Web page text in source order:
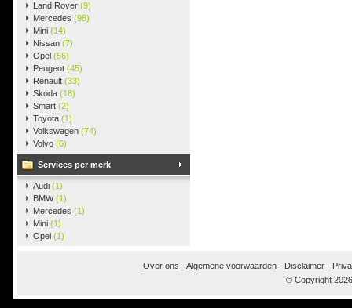
Land Rover (9)
Mercedes (98)
Mini (14)
Nissan (7)
Opel (56)
Peugeot (45)
Renault (33)
Skoda (18)
Smart (2)
Toyota (1)
Volkswagen (74)
Volvo (6)
Services per merk
Audi (1)
BMW(1)
Mercedes (1)
Mini (1)
Opel (1)
Over ons -Algemene voorwaarden- Disclaimer-
© Copyright